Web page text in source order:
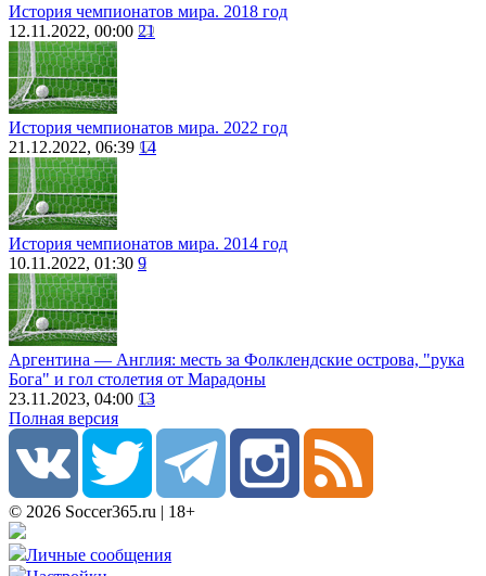
История чемпионатов мира. 2018 год
12.11.2022, 00:00 21
История чемпионатов мира. 2022 год
21.12.2022, 06:39 14
История чемпионатов мира. 2014 год
10.11.2022, 01:30 9
Аргентина ― Англия: месть за Фолклендские острова, "рука
Бога" и гол столетия от Марадоны
23.11.2023, 04:00 13
Полная версия
© 2026 Soccer365.ru | 18+
Личные сообщения